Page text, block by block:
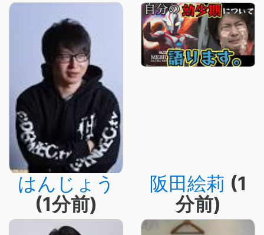
はんじょう
(1分前)
阪田絵莉 (1
分前)